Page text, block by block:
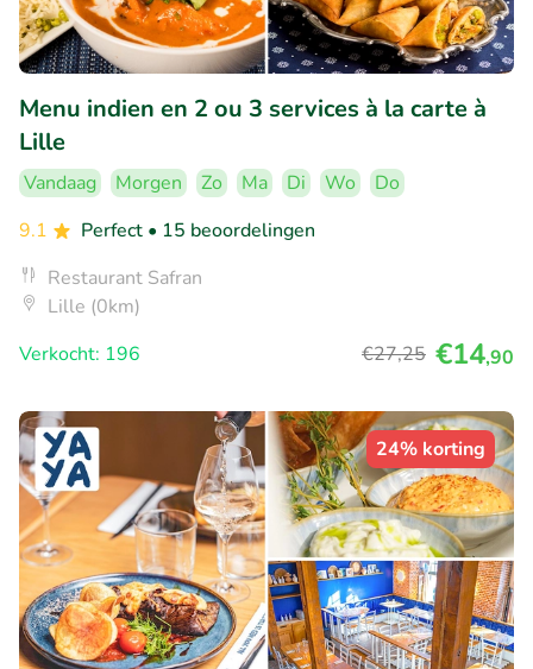
Menu indien en 2 ou 3 services à la carte à
Lille
Vandaag Morgen Zo Ma Di Wo
Do
9.1
Perfect • 15 beoordelingen
Restaurant Safran
Lille (0km)
Verkocht: 196
€27,25 €14,90
24% korting